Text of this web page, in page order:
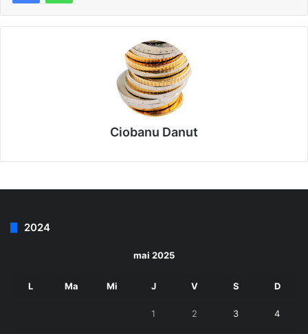
Ciobanu Danut
2024
mai 2025
L Ma Mi J V S D
1 2 3 4